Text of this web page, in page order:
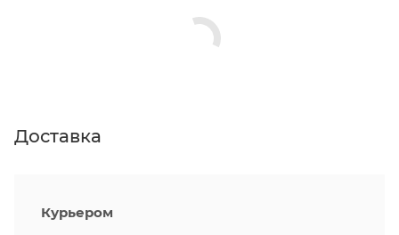
Доставка
Курьером